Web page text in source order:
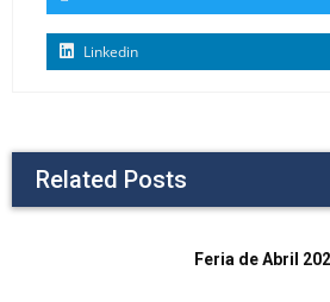
Linkedin
Related Posts
Feria de Abril